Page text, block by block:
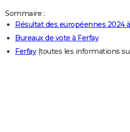
Guides de France
Escapades
Patrimoine
Expositions
Musées
Week-end nature
LIFESTYLE
Art de vivre
Bien-être
Loisirs
Mode
Modes de vie
Sommaire :
Résultat des européennes 2024
Bureaux de vote à Ferfay
Ferfay(toutes les informations